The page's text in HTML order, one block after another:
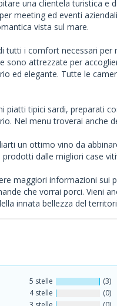
una clientela turistica
meeting ed eventi
vista sul mare.
tutti i comfort necessari
sono attrezzate per
ed elegante. Tutte le
piatti tipici sardi, preparati
Nel menu troverai anche
un ottimo vino da
dalle migliori case
maggiori informazioni sui
che vorrai porci. Vieni
innata bellezza del
5 stelle
(3)
4 stelle
(0)